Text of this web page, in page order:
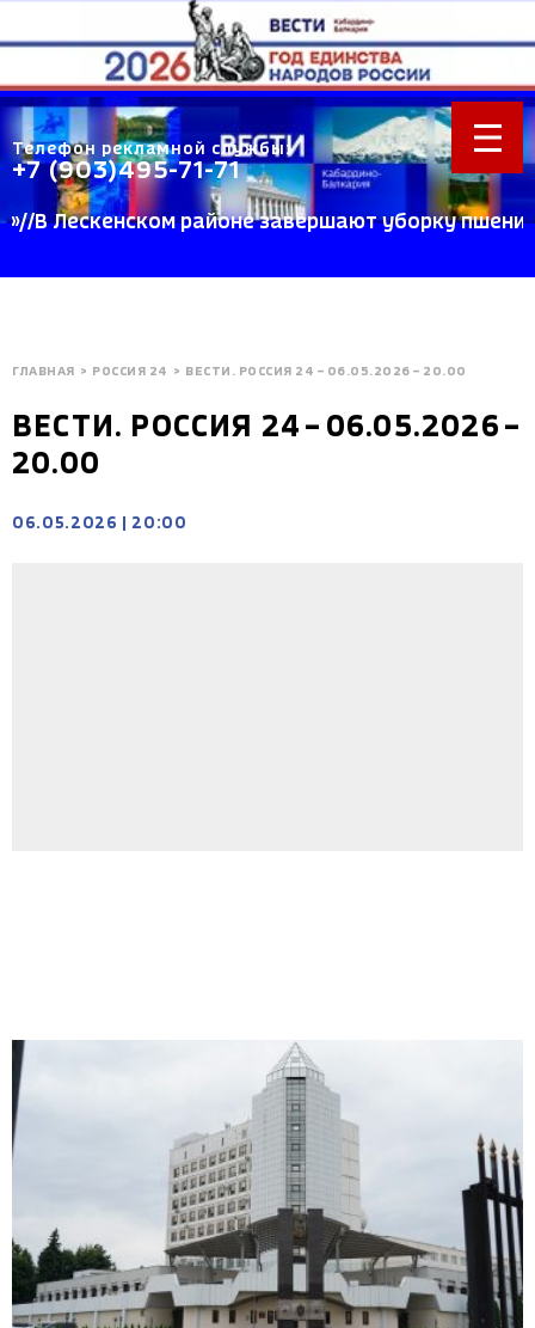
Телефон рекламной службы:
+7 (903)495-71-71
районе завершают уборку
ГЛАВНАЯ > РОССИЯ 24 > ВЕСТИ. РОССИЯ 24 – 06.05.2026 – 20.00
ВЕСТИ. РОССИЯ 24 – 06.05.2026 –
20.00
06.05.2026 20:00